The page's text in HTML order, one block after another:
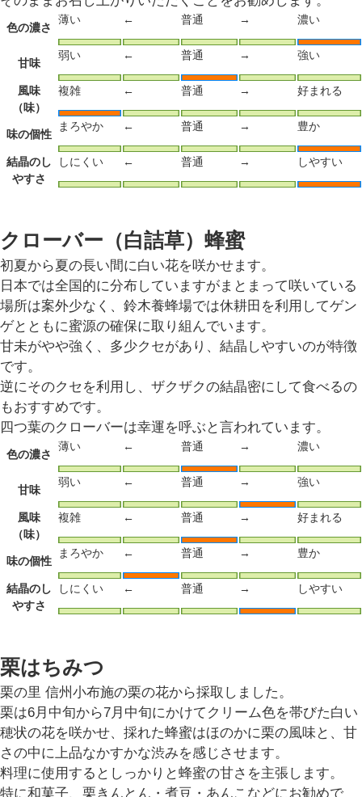
色の濃さ
薄い ← 普通 → 濃い
甘味
弱い ← 普通 → 強い
風味
（味）
複雑 ← 普通 → 好まれる
味の個性
まろやか ← 普通 → 豊か
結晶のし
やすさ
しにくい ← 普通 → しやすい
クローバー（白詰草）蜂蜜
初夏から夏の長い間に白い花を咲かせます。
日本では全国的に分布していますがまとまって咲いている
場所は案外少なく、鈴木養蜂場では休耕田を利用してゲン
ゲとともに蜜源の確保に取り組んでいます。
甘未がやや強く、多少クセがあり、結晶しやすいのが特徴
です。
逆にそのクセを利用し、ザクザクの結晶密にして食べるの
もおすすめです。
四つ葉のクローバーは幸運を呼ぶと言われています。
色の濃さ
薄い ← 普通 → 濃い
甘味
弱い ← 普通 → 強い
風味
（味）
複雑 ← 普通 → 好まれる
味の個性
まろやか ← 普通 → 豊か
結晶のし
やすさ
しにくい ← 普通 → しやすい
栗はちみつ
栗の里 信州小布施の栗の花から採取しました。
栗は6月中旬から7月中旬にかけてクリーム色を帯びた白い
穂状の花を咲かせ、採れた蜂蜜はほのかに栗の風味と、甘
さの中に上品なかすかな渋みを感じさせます。
料理に使用するとしっかりと蜂蜜の甘さを主張します。
特に和菓子、栗きんとん・煮豆・あんこなどにお勧めで